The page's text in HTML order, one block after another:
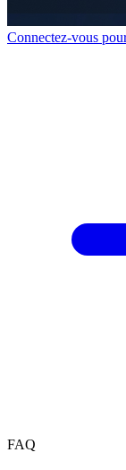
Connectez-vous
FAQ